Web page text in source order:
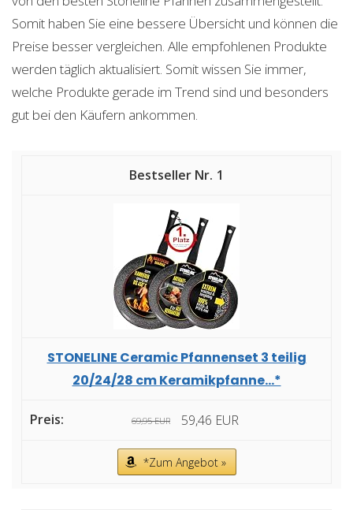
Somit haben Sie eine bessere Übersicht und können die
Preise besser vergleichen. Alle empfohlenen Produkte
werden täglich aktualisiert. Somit wissen Sie immer,
welche Produkte gerade im Trend sind und besonders
gut bei den Käufern ankommen.
1
STONELINE Ceramic Pfannenset 3 teilig
20/24/28 cm Keramikpfanne...*
69,95 EUR 59,46 EUR
*Zum Angebot »